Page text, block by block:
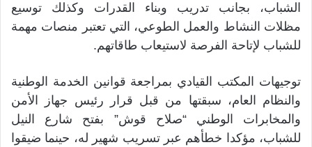
الشباب، بجانب تدريب وبناء القدرات وكذلك توسيع
مظلات النشاط والعمل الطوعي، التي تعتبر منصات مهمة
للشباب لإتاحة الفرصة لاستيعاب طاقاتهم.
توجيهات المكتب القيادي بمراجعة قوانين الخدمة الوطنية
والنظام العام، سبقتها من قبل قرار رئيس جهاز الأمن
والمخابرات الوطني “صلاح قوش” بفتح شارع النيل
للشباب، مؤكدا خطأهم عبر تسريب شهير له، حينما ضيقوا